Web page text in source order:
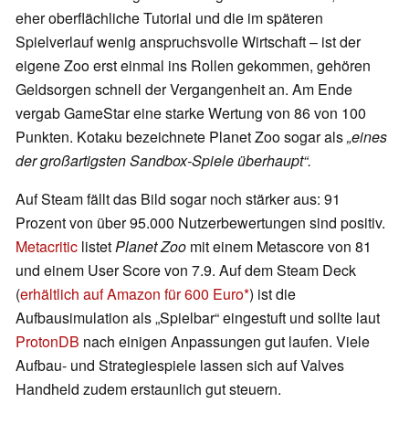
eher oberflächliche Tutorial und die im späteren
Spielverlauf wenig anspruchsvolle Wirtschaft – ist der
eigene Zoo erst einmal ins Rollen gekommen, gehören
Geldsorgen schnell der Vergangenheit an. Am Ende
vergab GameStar eine starke Wertung von 86 von 100
Punkten. Kotaku bezeichnete Planet Zoo sogar als„eines
der großartigsten Sandbox-Spiele überhaupt“.
Auf Steam fällt das Bild sogar noch stärker aus: 91
Prozent von über 95.000 Nutzerbewertungen sind positiv.
Metacritic listetPlanet Zoo mit einem Metascore von 81
und einem User Score von 7.9. Auf dem Steam Deck
(erhältlich auf Amazon für 600 Euro ) ist die
Aufbausimulation als „Spielbar“ eingestuft und sollte laut
ProtonDB nach einigen Anpassungen gut laufen. Viele
Aufbau- und Strategiespiele lassen sich auf Valves
Handheld zudem erstaunlich gut steuern.